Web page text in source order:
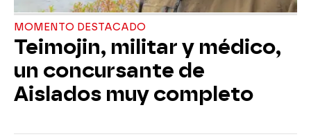
MOMENTO DESTACADO
Teimojin, militar y médico,
un concursante de
Aislados muy completo